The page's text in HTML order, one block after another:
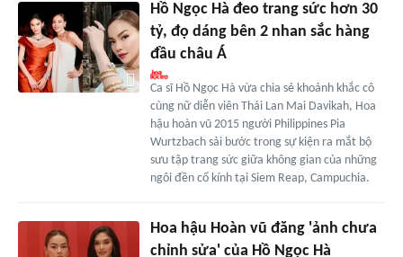
Hồ Ngọc Hà đeo trang sức hơn 30
tỷ, đọ dáng bên 2 nhan sắc hàng
đầu châu Á
Ca sĩ Hồ Ngọc Hà vừa chia sẻ khoảnh khắc cô
cùng nữ diễn viên Thái Lan Mai Davikah, Hoa
hậu hoàn vũ 2015 người Philippines Pia
Wurtzbach sải bước trong sự kiện ra mắt bộ
sưu tập trang sức giữa không gian của những
ngôi đền cổ kính tại Siem Reap, Campuchia.
Hoa hậu Hoàn vũ đăng 'ảnh chưa
chỉnh sửa' của Hồ Ngọc Hà